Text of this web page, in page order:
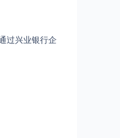
过兴业银行企